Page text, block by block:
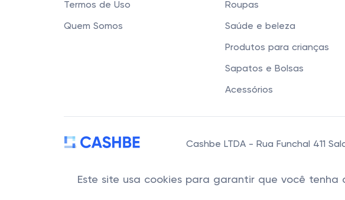
Termos de Uso
Quem Somos
Roupas
Saúde e beleza
Produtos para crianças
Sapatos e Bolsas
Acessórios
Cashbe LTDA - Rua Funchal 411
Este site usa cookies para garantir que você